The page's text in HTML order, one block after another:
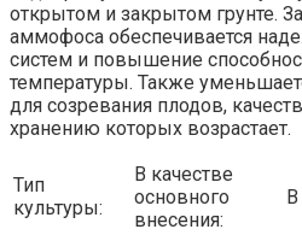
открытом и закрытом грунте.
аммофоса обеспечивается
систем и повышение
температуры. Также
для созревания плодов,
хранению которых возрастает.
Тип
культуры:
В качестве
основного
внесения:
В